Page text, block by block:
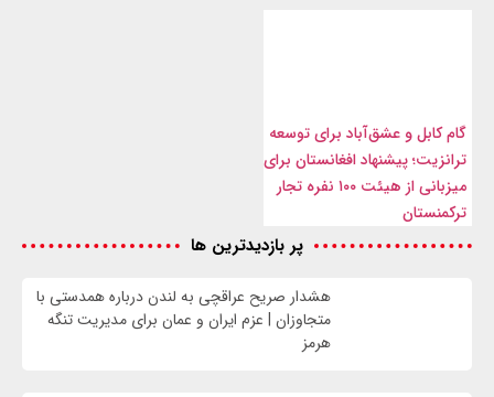
گام کابل و عشق‌آباد برای توسعه
ترانزیت؛ پیشنهاد افغانستان برای
میزبانی از هیئت ۱۰۰ نفره تجار
ترکمنستان
پر بازدیدترین ها
هشدار صریح عراقچی به لندن درباره همدستی با
متجاوزان | عزم ایران و عمان برای مدیریت تنگه
هرمز